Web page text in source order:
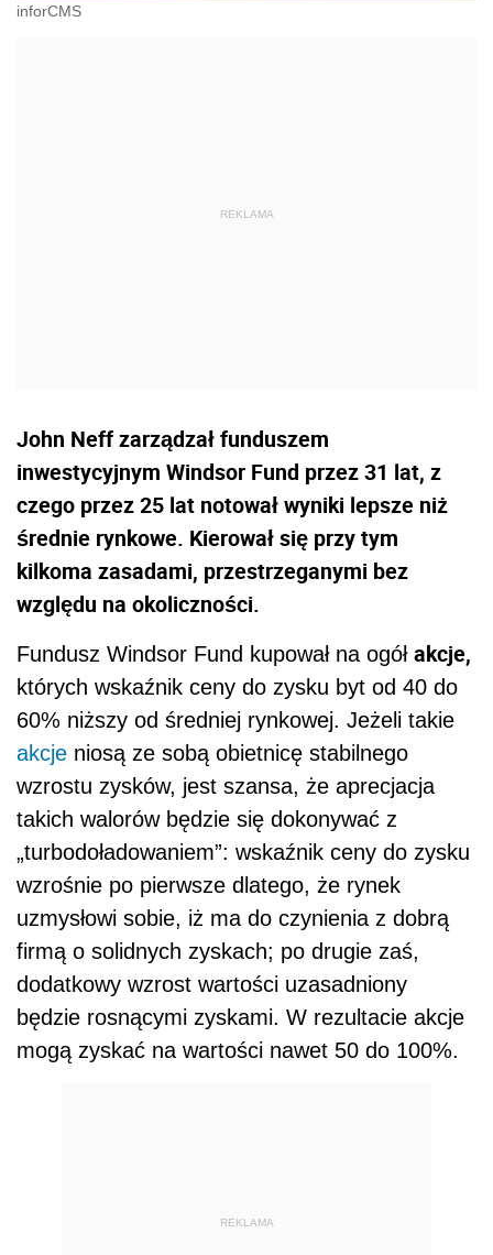
inforCMS
John Neff zarządzał funduszem
inwestycyjnym Windsor Fund przez 31 lat, z
czego przez 25 lat notował wyniki lepsze niż
średnie rynkowe. Kierował się przy tym
kilkoma zasadami, przestrzeganymi bez
względu na okoliczności.
Fundusz Windsor Fund kupował na ogół akcje,
których wskaźnik ceny do zysku byt od 40 do
60% niższy od średniej rynkowej. Jeżeli takie
akcje niosą ze sobą obietnicę stabilnego
wzrostu zysków, jest szansa, że aprecjacja
takich walorów będzie się dokonywać z
„turbodoładowaniem”: wskaźnik ceny do zysku
wzrośnie po pierwsze dlatego, że rynek
uzmysłowi sobie, iż ma do czynienia z dobrą
firmą o solidnych zyskach; po drugie zaś,
dodatkowy wzrost wartości uzasadniony
będzie rosnącymi zyskami. W rezultacie akcje
mogą zyskać na wartości nawet 50 do 100%.
REKLAMA